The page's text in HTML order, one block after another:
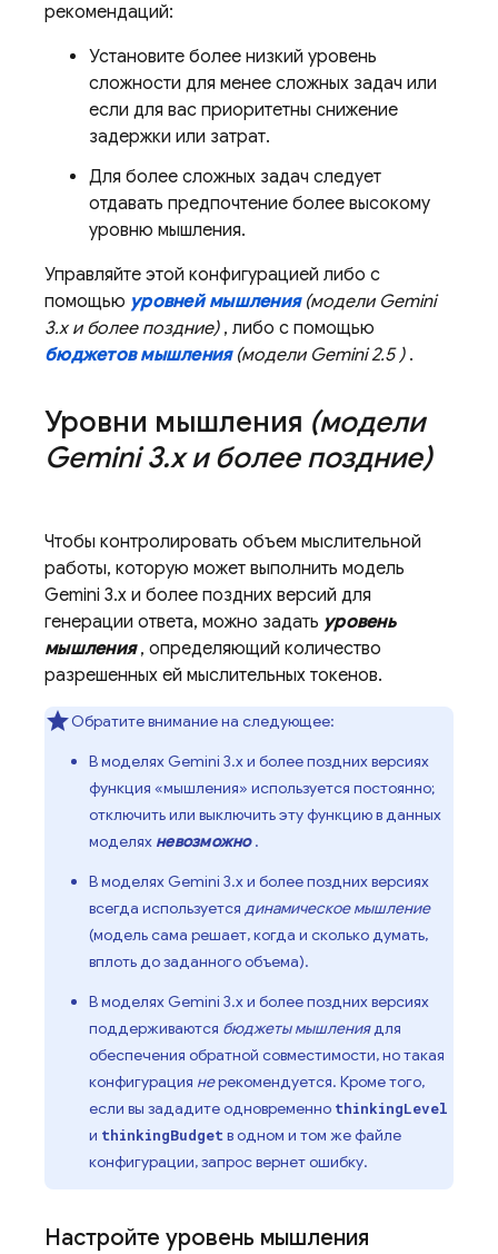
рекомендаций:
Установите более низкий уровень
сложности для менее сложных задач или
если для вас приоритетны снижение
задержки или затрат.
Для более сложных задач следует
отдавать предпочтение более высокому
уровню мышления.
Управляйте этой конфигурацией либо с
помощью уровней мышления (модели Gemini
3.xи более поздние), либо с помощью
бюджетов мышления (модели Gemini 2.5).
Уровни мышления (модели
Gemini 3.xи более поздние)
Чтобы контролировать объем мыслительной
работы, которую может выполнить модель
Gemini 3.x и более поздних версий для
генерации ответа, можно задать уровень
мышления, определяющий количество
разрешенных ей мыслительных токенов.
Обратите внимание на следующее:
В моделях Gemini 3.xи более поздних версиях
функция «мышления» используется постоянно;
отключить или выключить эту функцию в данных
моделях невозможно.
В моделях Gemini 3.xи более поздних версиях
всегда используется динамическое мышление
(модель сама решает, когда и сколько думать,
вплоть до заданного объема).
В моделях Gemini 3.xи более поздних версиях
поддерживаются бюджеты мышлениядля
обеспечения обратной совместимости, но такая
конфигурация нерекомендуется. Кроме того,
если вы зададите одновременно thinkingLevel
и thinkingBudget в одном и том же файле
конфигурации, запрос вернет ошибку.
Настройте уровень мышления